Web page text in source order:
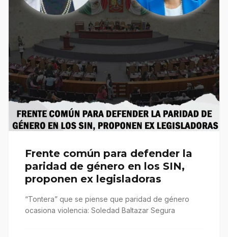
Frente común para defender la
paridad de género en los SIN,
proponen ex legisladoras
“Tontera” que se piense que paridad de género
ocasiona violencia: Soledad Baltazar Segura